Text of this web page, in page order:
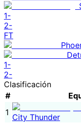
1-
2-
FT
1-
2-
Clasificación
#
1 City Thunder